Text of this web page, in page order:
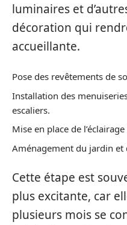
luminaires et
décoration qui
accueillante.
Pose des revêtements de
Installation des
escaliers.
Mise en place de
Aménagement du jardin et
Cette étape est
plus excitante, car
plusieurs mois se